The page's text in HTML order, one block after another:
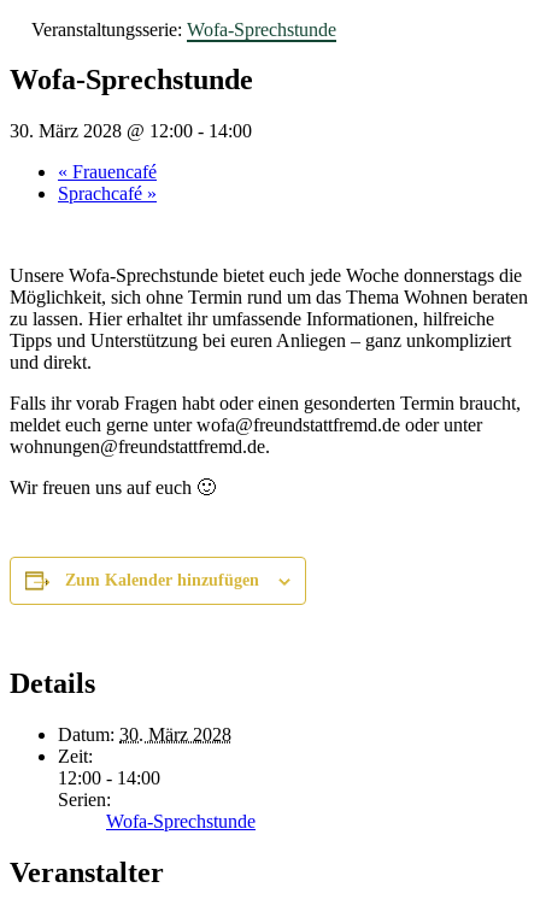
Veranstaltungsserie: Wofa-Sprechstunde
Wofa-Sprechstunde
30. März 2028 @ 12:00 - 14:00
« Frauencafé
Sprachcafé »
Unsere Wofa-Sprechstunde bietet euch jede Woche donnerstags die
Möglichkeit, sich ohne Termin rund um das Thema Wohnen beraten
zu lassen. Hier erhaltet ihr umfassende Informationen, hilfreiche
Tipps und Unterstützung bei euren Anliegen – ganz unkompliziert
und direkt.
Falls ihr vorab Fragen habt oder einen gesonderten Termin braucht,
meldet euch gerne unter wofa@freundstattfremd.de oder unter
wohnungen@freundstattfremd.de.
Wir freuen uns auf euch 🙂
Zum Kalender hinzufügen
Details
Datum: 30. März 2028
Zeit:
12:00 - 14:00
Serien:
Wofa-Sprechstunde
Veranstalter